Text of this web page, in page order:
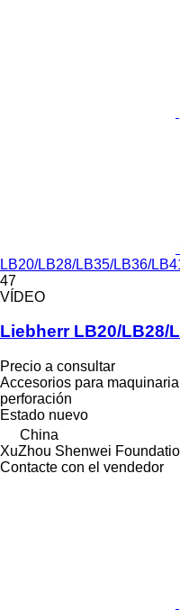
LB20/LB28/LB35/LB36/
47
VÍDEO
Liebherr LB20/LB28/
Precio a consultar
Accesorios para
perforación
Estado nuevo
China
XuZhou Shenwei
Contacte con el vendedor